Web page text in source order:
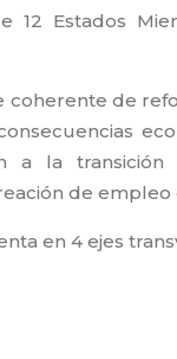
12 Estados
coherente de
a la
de empleo
en 4 ejes